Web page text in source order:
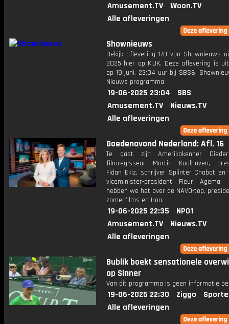
Amusement.TV
Woon.TV
Alle afleveringen
Shownieuws
Bekijk aflevering 170 van Shownieuws
2025 hier op KIJK. Deze aflevering is
op 19 juni, 23:04 uur bij SBS6.
Nieuws programma
19-06-2025 23:04
SBS
Amusement.TV
Nieuws.TV
Alle afleveringen
Goedenavond Nederland: Afl. 16
Te gast zijn Amerikakenner
filmregisseur Martin Koolhoven,
Fidan Ekiz, schrijver Splinter Chabot en
viceminister-president Fleur
hebben we het over de NAVO-top,
zomerfilms en Iran.
19-06-2025 22:35
NPO1
Amusement.TV
Nieuws.TV
Alle afleveringen
Bublik boekt sensationele
op Sinner
Van dit programma is geen informatie
19-06-2025 22:30 Ziggo
Alle afleveringen